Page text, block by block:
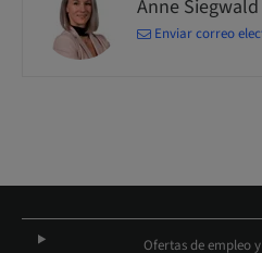
Anne Siegwald
Enviar correo
Ofertas de empleo